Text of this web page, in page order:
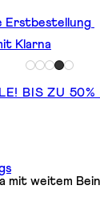
Erstbestellung
Klarna
BIS ZU 50%
mit weitem Bein